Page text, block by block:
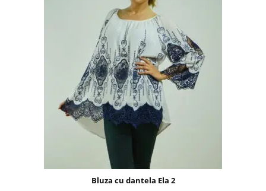
Bluza cu dantela Ela 2